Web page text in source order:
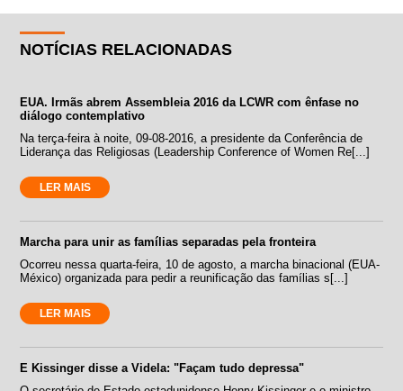
NOTÍCIAS RELACIONADAS
EUA. Irmãs abrem Assembleia 2016 da LCWR com ênfase no
diálogo contemplativo
Na terça-feira à noite, 09-08-2016, a presidente da Conferência de
Liderança das Religiosas (Leadership Conference of Women Re[...]
LER MAIS
Marcha para unir as famílias separadas pela fronteira
Ocorreu nessa quarta-feira, 10 de agosto, a marcha binacional (EUA-
México) organizada para pedir a reunificação das famílias s[...]
LER MAIS
E Kissinger disse a Videla: "Façam tudo depressa"